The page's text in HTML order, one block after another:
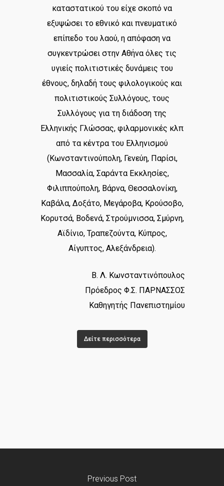
καταστατικού του είχε σκοπό να
εξυψώσει το εθνικό και πνευματικό
επίπεδο του λαού, η απόφαση να
συγκεντρώσει στην Αθήνα όλες τις
υγιείς πολιτιστικές δυνάμεις του
έθνους, δηλαδή τους φιλολογικούς και
πολιτιστικούς Συλλόγους, τους
Συλλόγους για τη διάδοση της
Ελληνικής Γλώσσας, φιλαρμονικές κλπ
από τα κέντρα του Ελληνισμού
(Κωνσταντινούπολη, Γενεύη, Παρίσι,
Μασσαλία, Σαράντα Εκκλησίες,
Φιλιππούπολη, Βάρνα, Θεσσαλονίκη,
Καβάλα, Δοξάτο, Μεγάροβα, Κρούσοβο,
Κορυτσά, Βοδενά, Στρούμνισσα, Σμύρνη,
Αϊδίνιο, Τραπεζούντα, Κύπρος,
Αίγυπτος, Αλεξάνδρεια).
Β. Λ. Κωνσταντινόπουλος
Πρόεδρος Φ.Σ. ΠΑΡΝΑΣΣΟΣ
Καθηγητής Πανεπιστημίου
Δείτε περισσότερα
Previous Post